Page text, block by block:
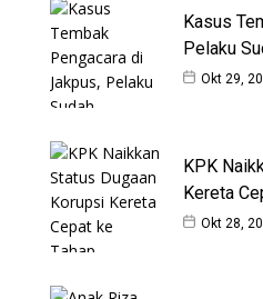
Kasus
Pelaku
Okt 29,
KPK
Kereta
Okt 28,